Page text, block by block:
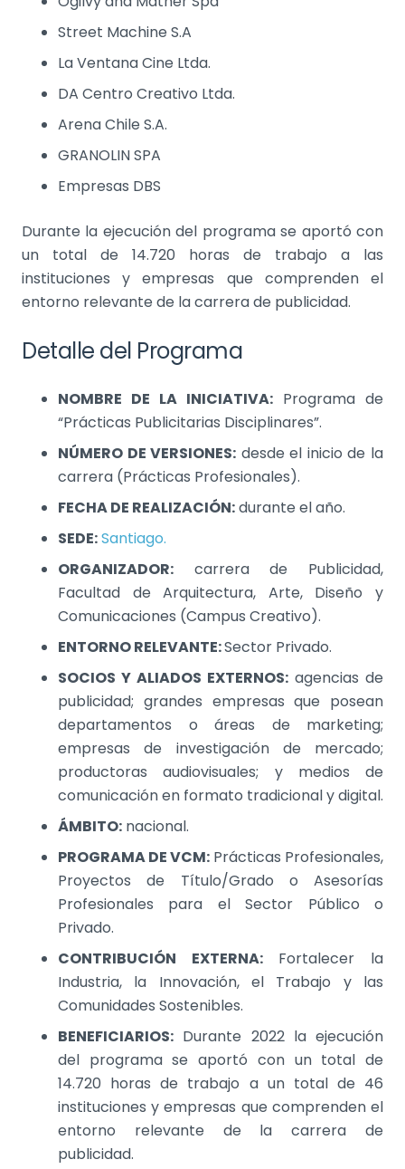
Street Machine S.A
La Ventana Cine Ltda.
DA Centro Creativo Ltda.
Arena Chile S.A.
GRANOLIN SPA
Empresas DBS
Durante la ejecución del programa se aportó con
un total de 14.720 horas de trabajo a las
instituciones y empresas que comprenden el
entorno relevante de la carrera de publicidad.
Detalle del Programa
NOMBRE DE LA INICIATIVA: Programa de
“Prácticas Publicitarias Disciplinares”.
NÚMERO DE VERSIONES: desde el inicio de la
carrera (Prácticas Profesionales).
FECHA DE REALIZACIÓN:durante el año.
SEDE:Santiago.
ORGANIZADOR: carrera de Publicidad,
Facultad de Arquitectura, Arte, Diseño y
Comunicaciones (Campus Creativo).
ENTORNO RELEVANTE:Sector Privado.
SOCIOS Y ALIADOS EXTERNOS: agencias de
publicidad; grandes empresas que posean
departamentos o áreas de marketing;
empresas de investigación de mercado;
productoras audiovisuales; y medios de
comunicación en formato tradicional y digital.
ÁMBITO: nacional.
PROGRAMA DE VCM: Prácticas Profesionales,
Proyectos de Título/Grado o Asesorías
Profesionales para el Sector Público o
Privado.
CONTRIBUCIÓN EXTERNA:Fortalecer la
Industria, la Innovación, el Trabajo y las
Comunidades Sostenibles.
BENEFICIARIOS: Durante 2022 la ejecución
del programa se aportó con un total de
14.720 horas de trabajo a un total de 46
instituciones y empresas que comprenden el
entorno relevante de la carrera de
publicidad.